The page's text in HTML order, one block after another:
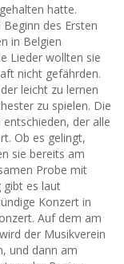
hatte.
des Ersten
in Belgien
Lieder wollten sie
nicht gefährden.
leicht zu lernen
zu spielen. Die
der alle
Ob es gelingt,
sie bereits am
Probe mit
gibt es laut
Konzert in
Auf dem am
der Musikverein
und dann am